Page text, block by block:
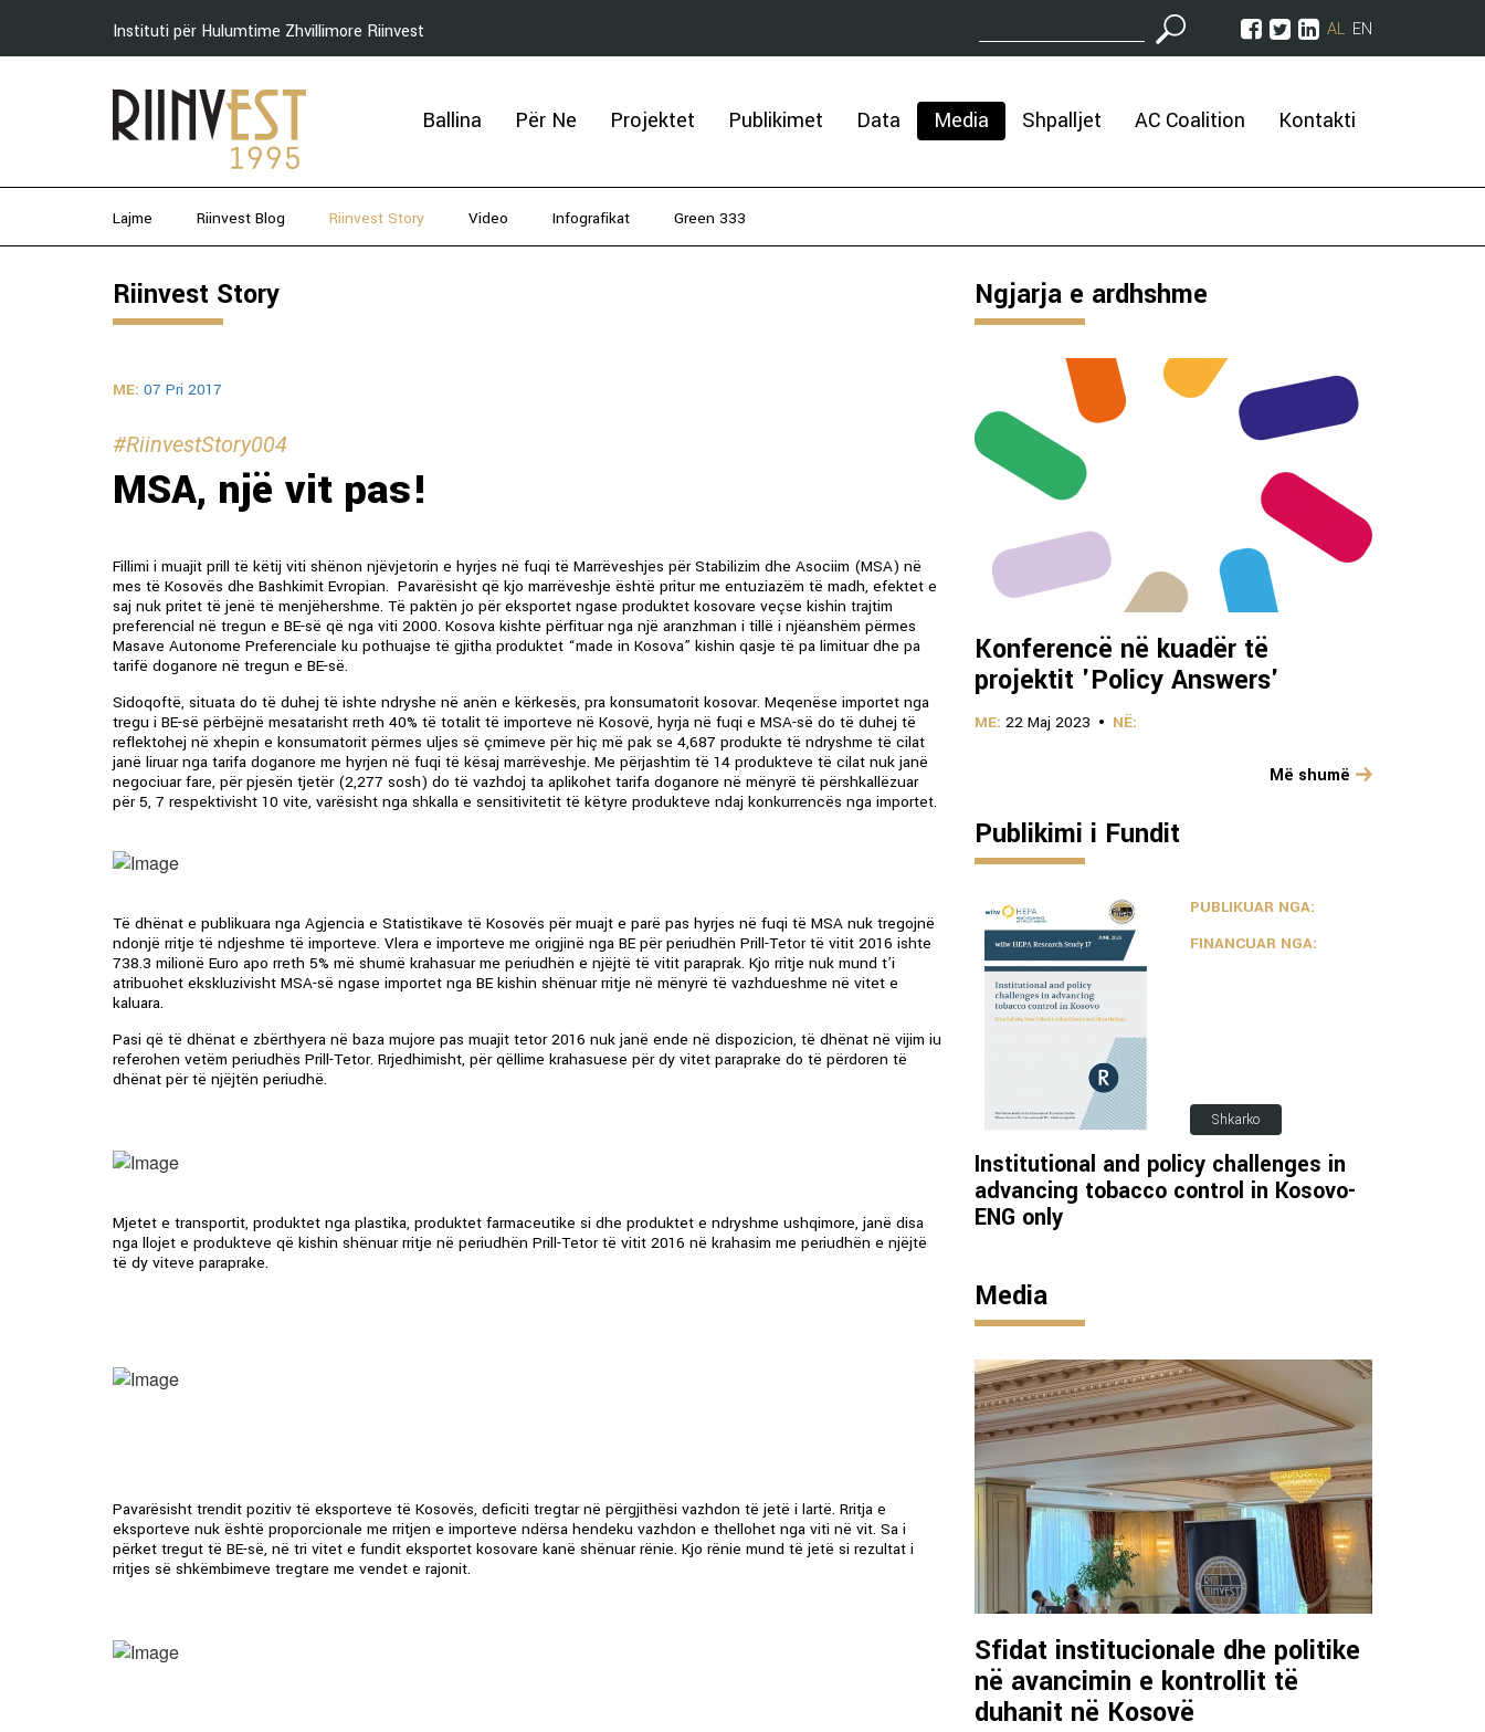
Instituti për Hulumtime Zhvillimore Riinvest AL EN
Ballina Për Ne Projektet Publikimet Data Media Shpalljet AC Coalition Kontakti
Lajme Riinvest Blog Riinvest Story Video Infografikat Green 333
Riinvest Story
ME: 07 Pri 2017
#RiinvestStory004
MSA, një vit pas!
Fillimi i muajit prill të këtij viti shënon njëvjetorin e hyrjes në fuqi të Marrëveshjes për Stabilizim dhe Asociim (MSA) në
mes të Kosovës dhe Bashkimit Evropian. Pavarësisht që kjo marrëveshje është pritur me entuziazëm të madh, efektet e
saj nuk pritet të jenë të menjëhershme. Të paktën jo për eksportet ngase produktet kosovare veçse kishin trajtim
preferencial në tregun e BE-së që nga viti 2000. Kosova kishte përfituar nga një aranzhman i tillë i njëanshëm përmes
Masave Autonome Preferenciale ku pothuajse të gjitha produktet “made in Kosova” kishin qasje të pa limituar dhe pa
tarifë doganore në tregun e BE-së.
Sidoqoftë, situata do të duhej të ishte ndryshe në anën e kërkesës, pra konsumatorit kosovar. Meqenëse importet nga
tregu i BE-së përbëjnë mesatarisht rreth 40% të totalit të importeve në Kosovë, hyrja në fuqi e MSA-së do të duhej të
reflektohej në xhepin e konsumatorit përmes uljes së çmimeve për hiç më pak se 4,687 produkte të ndryshme të cilat
janë liruar nga tarifa doganore me hyrjen në fuqi të kësaj marrëveshje. Me përjashtim të 14 produkteve të cilat nuk janë
negociuar fare, për pjesën tjetër (2,277 sosh) do të vazhdoj ta aplikohet tarifa doganore në mënyrë të përshkallëzuar
për 5, 7 respektivisht 10 vite, varësisht nga shkalla e sensitivitetit të këtyre produkteve ndaj konkurrencës nga importet.
Të dhënat e publikuara nga Agjencia e Statistikave të Kosovës për muajt e parë pas hyrjes në fuqi të MSA nuk tregojnë
ndonjë rritje të ndjeshme të importeve. Vlera e importeve me origjinë nga BE për periudhën Prill-Tetor të vitit 2016 ishte
738.3 milionë Euro apo rreth 5% më shumë krahasuar me periudhën e njëjtë të vitit paraprak. Kjo rritje nuk mund t’i
atribuohet ekskluzivisht MSA-së ngase importet nga BE kishin shënuar rritje në mënyrë të vazhdueshme në vitet e
kaluara.
Pasi që të dhënat e zbërthyera në baza mujore pas muajit tetor 2016 nuk janë ende në dispozicion, të dhënat në vijim iu
referohen vetëm periudhës Prill-Tetor. Rrjedhimisht, për qëllime krahasuese për dy vitet paraprake do të përdoren të
dhënat për të njëjtën periudhë.
Mjetet e transportit, produktet nga plastika, produktet farmaceutike si dhe produktet e ndryshme ushqimore, janë disa
nga llojet e produkteve që kishin shënuar rritje në periudhën Prill-Tetor të vitit 2016 në krahasim me periudhën e njëjtë
të dy viteve paraprake.
Pavarësisht trendit pozitiv të eksporteve të Kosovës, deficiti tregtar në përgjithësi vazhdon të jetë i lartë. Rritja e
eksporteve nuk është proporcionale me rritjen e importeve ndërsa hendeku vazhdon e thellohet nga viti në vit. Sa i
përket tregut të BE-së, në tri vitet e fundit eksportet kosovare kanë shënuar rënie. Kjo rënie mund të jetë si rezultat i
rritjes së shkëmbimeve tregtare me vendet e rajonit.
Ngjarja e ardhshme
Konferencë në kuadër të
projektit 'Policy Answers'
ME: 22 Maj 2023 NË:
Më shumë
Publikimi i Fundit
PUBLIKUAR NGA:
FINANCUAR NGA:
Shkarko
Institutional and policy challenges in
advancing tobacco control in Kosovo-
ENG only
Media
Sfidat institucionale dhe politike
në avancimin e kontrollit të
duhanit në Kosovë